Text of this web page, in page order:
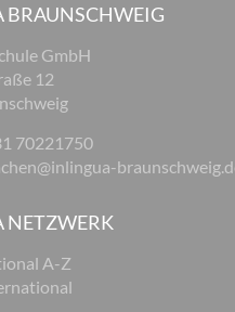
BRAUNSCHWEIG
GmbH
12
70221750
NETZWERK
A-Z